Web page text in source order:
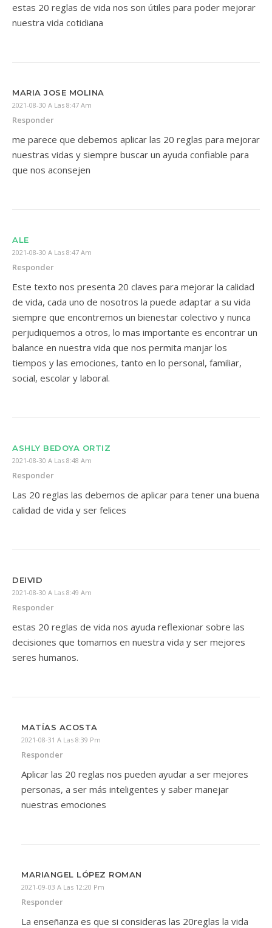
estas 20 reglas de vida nos son útiles para poder mejorar
nuestra vida cotidiana
MARIA JOSE MOLINA
2021-08-30 A Las 8:47 Am
Responder
me parece que debemos aplicar las 20 reglas para mejorar
nuestras vidas y siempre buscar un ayuda confiable para
que nos aconsejen
ALE
2021-08-30 A Las 8:47 Am
Responder
Este texto nos presenta 20 claves para mejorar la calidad
de vida, cada uno de nosotros la puede adaptar a su vida
siempre que encontremos un bienestar colectivo y nunca
perjudiquemos a otros, lo mas importante es encontrar un
balance en nuestra vida que nos permita manjar los
tiempos y las emociones, tanto en lo personal, familiar,
social, escolar y laboral.
ASHLY BEDOYA ORTIZ
2021-08-30 A Las 8:48 Am
Responder
Las 20 reglas las debemos de aplicar para tener una buena
calidad de vida y ser felices
DEIVID
2021-08-30 A Las 8:49 Am
Responder
estas 20 reglas de vida nos ayuda reflexionar sobre las
decisiones que tomamos en nuestra vida y ser mejores
seres humanos.
MATÍAS ACOSTA
2021-08-31 A Las 8:39 Pm
Responder
Aplicar las 20 reglas nos pueden ayudar a ser mejores
personas, a ser más inteligentes y saber manejar
nuestras emociones
MARIANGEL LÓPEZ ROMAN
2021-09-03 A Las 12:20 Pm
Responder
La enseñanza es que si consideras las 20reglas la vida